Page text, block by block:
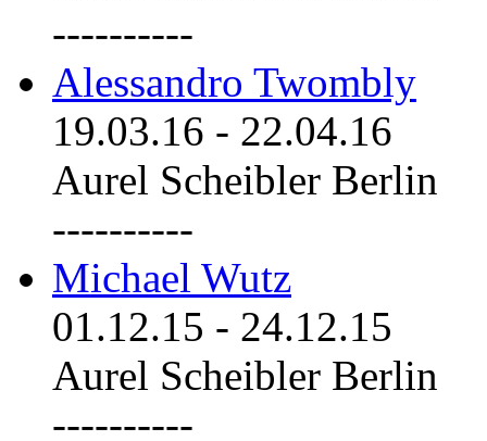
----------
Alessandro Twombly
19.03.16 - 22.04.16
Aurel Scheibler Berlin
----------
Michael Wutz
01.12.15 - 24.12.15
Aurel Scheibler Berlin
----------